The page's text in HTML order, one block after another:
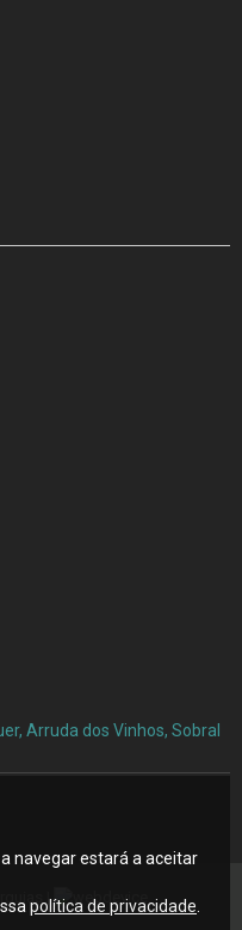
Arruda dos Vinhos, Sobral
|
navegar estará a aceitar
política de privacidade